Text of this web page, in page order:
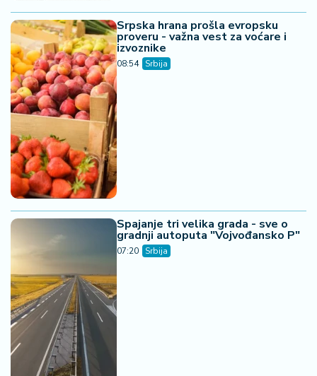
Srpska hrana prošla evropsku
proveru - važna vest za voćare i
izvoznike
08:54 Srbija
Spajanje tri velika grada - sve o
gradnji autoputa "Vojvođansko P"
07:20 Srbija